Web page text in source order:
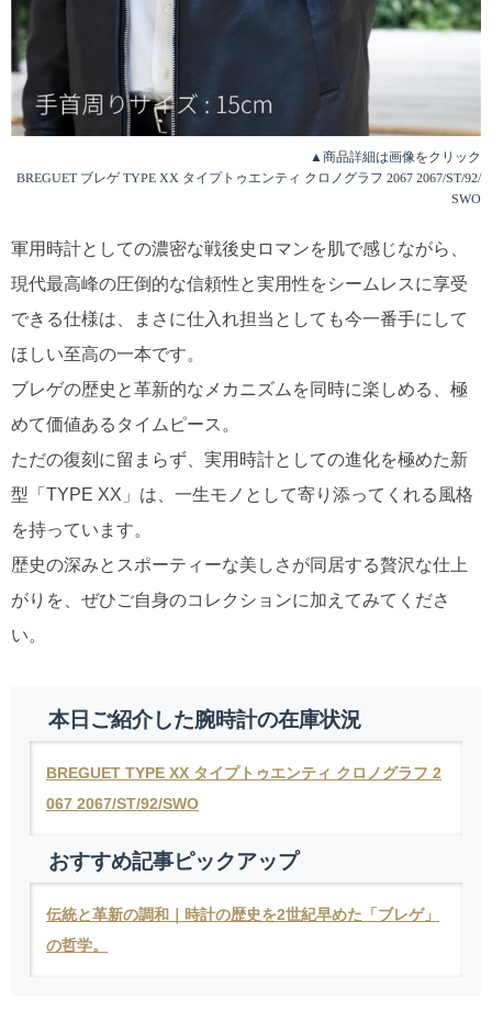
▲商品詳細は画像をクリック
BREGUET ブレゲ TYPE XX タイプトゥエンティ クロノグラフ 2067 2067/ST/92/
SWO
軍用時計としての濃密な戦後史ロマンを肌で感じながら、
現代最高峰の圧倒的な信頼性と実用性をシームレスに享受
できる仕様は、まさに仕入れ担当としても今一番手にして
ほしい至高の一本です。
ブレゲの歴史と革新的なメカニズムを同時に楽しめる、極
めて価値あるタイムピース。
ただの復刻に留まらず、実用時計としての進化を極めた新
型「TYPE XX」は、一生モノとして寄り添ってくれる風格
を持っています。
歴史の深みとスポーティーな美しさが同居する贅沢な仕上
がりを、ぜひご自身のコレクションに加えてみてくださ
い。
本日ご紹介した腕時計の在庫状況
BREGUET TYPE XX タイプトゥエンティ クロノグラフ 2
067 2067/ST/92/SWO
おすすめ記事ピックアップ
伝統と革新の調和｜時計の歴史を2世紀早めた「ブレゲ」
の哲学。